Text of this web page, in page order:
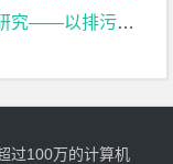
交易为例开题报告
过100万的计算机